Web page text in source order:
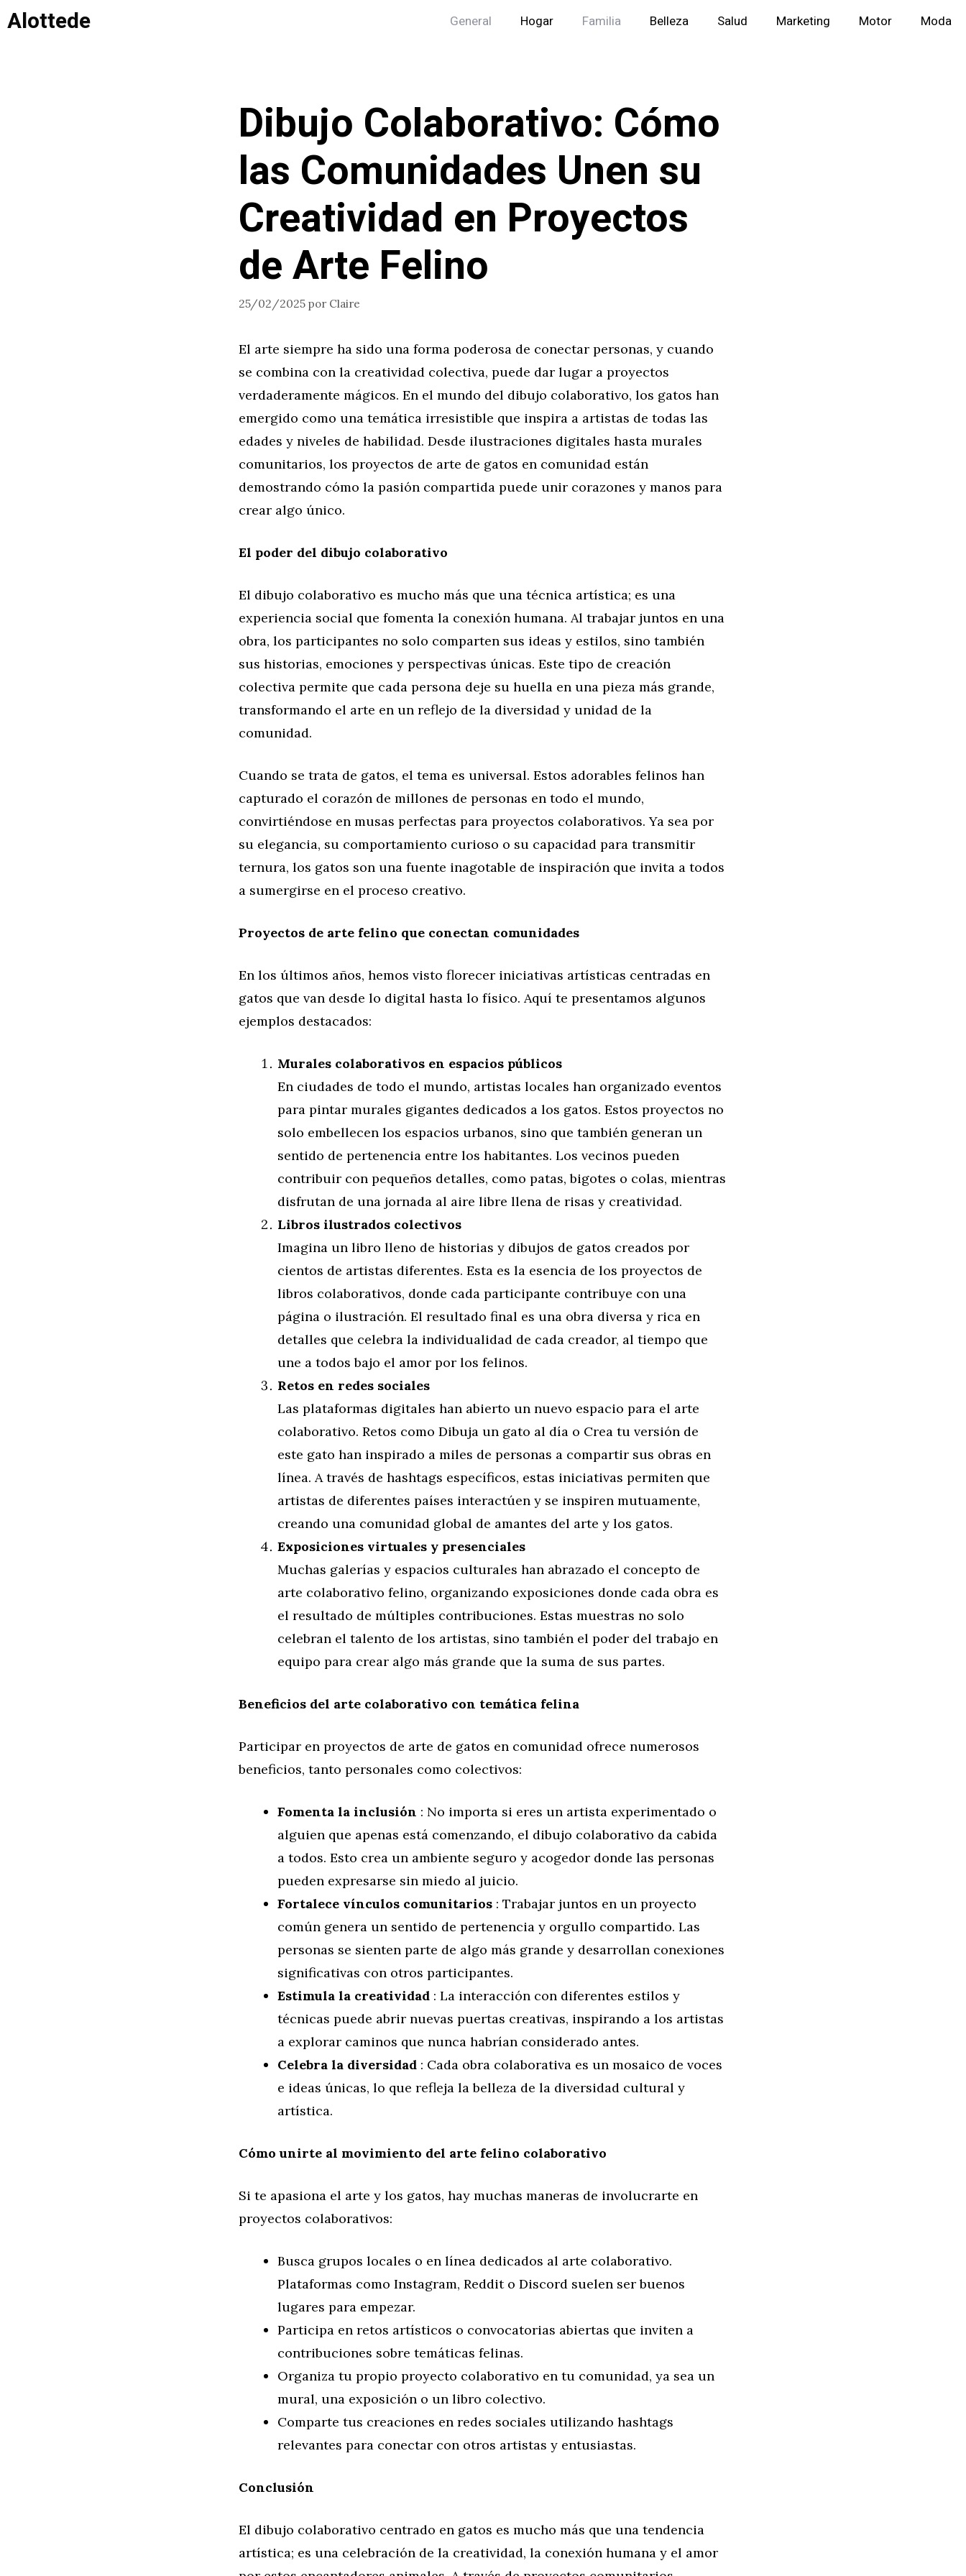
Saltar
alAlottede General Hogar Familia Belleza Salud Marketing Motor Moda
Dibujo Colaborativo: Cómo
las Comunidades Unen su
Creatividad en Proyectos
de Arte Felino
25/02/2025 por Claire
El arte siempre ha sido una forma poderosa de conectar personas, y cuando
se combina con la creatividad colectiva, puede dar lugar a proyectos
verdaderamente mágicos. En el mundo del dibujo colaborativo, los gatos han
emergido como una temática irresistible que inspira a artistas de todas las
edades y niveles de habilidad. Desde ilustraciones digitales hasta murales
comunitarios, los proyectos de arte de gatos en comunidad están
demostrando cómo la pasión compartida puede unir corazones y manos para
crear algo único.
El poder del dibujo colaborativo
El dibujo colaborativo es mucho más que una técnica artística; es una
experiencia social que fomenta la conexión humana. Al trabajar juntos en una
obra, los participantes no solo comparten sus ideas y estilos, sino también
sus historias, emociones y perspectivas únicas. Este tipo de creación
colectiva permite que cada persona deje su huella en una pieza más grande,
transformando el arte en un reflejo de la diversidad y unidad de la
comunidad.
Cuando se trata de gatos, el tema es universal. Estos adorables felinos han
capturado el corazón de millones de personas en todo el mundo,
convirtiéndose en musas perfectas para proyectos colaborativos. Ya sea por
su elegancia, su comportamiento curioso o su capacidad para transmitir
ternura, los gatos son una fuente inagotable de inspiración que invita a todos
a sumergirse en el proceso creativo.
Proyectos de arte felino que conectan comunidades
En los últimos años, hemos visto florecer iniciativas artísticas centradas en
gatos que van desde lo digital hasta lo físico. Aquí te presentamos algunos
ejemplos destacados:
Murales colaborativos en espacios públicos
En ciudades de todo el mundo, artistas locales han organizado eventos
para pintar murales gigantes dedicados a los gatos. Estos proyectos no
solo embellecen los espacios urbanos, sino que también generan un
sentido de pertenencia entre los habitantes. Los vecinos pueden
contribuir con pequeños detalles, como patas, bigotes o colas, mientras
disfrutan de una jornada al aire libre llena de risas y creatividad.
Libros ilustrados colectivos
Imagina un libro lleno de historias y dibujos de gatos creados por
cientos de artistas diferentes. Esta es la esencia de los proyectos de
libros colaborativos, donde cada participante contribuye con una
página o ilustración. El resultado final es una obra diversa y rica en
detalles que celebra la individualidad de cada creador, al tiempo que
une a todos bajo el amor por los felinos.
Retos en redes sociales
Las plataformas digitales han abierto un nuevo espacio para el arte
colaborativo. Retos como Dibuja un gato al día o Crea tu versión de
este gato han inspirado a miles de personas a compartir sus obras en
línea. A través de hashtags específicos, estas iniciativas permiten que
artistas de diferentes países interactúen y se inspiren mutuamente,
creando una comunidad global de amantes del arte y los gatos.
Exposiciones virtuales y presenciales
Muchas galerías y espacios culturales han abrazado el concepto de
arte colaborativo felino, organizando exposiciones donde cada obra es
el resultado de múltiples contribuciones. Estas muestras no solo
celebran el talento de los artistas, sino también el poder del trabajo en
equipo para crear algo más grande que la suma de sus partes.
Beneficios del arte colaborativo con temática felina
Participar en proyectos de arte de gatos en comunidad ofrece numerosos
beneficios, tanto personales como colectivos:
Fomenta la inclusión : No importa si eres un artista experimentado o
alguien que apenas está comenzando, el dibujo colaborativo da cabida
a todos. Esto crea un ambiente seguro y acogedor donde las personas
pueden expresarse sin miedo al juicio.
Fortalece vínculos comunitarios : Trabajar juntos en un proyecto
común genera un sentido de pertenencia y orgullo compartido. Las
personas se sienten parte de algo más grande y desarrollan conexiones
significativas con otros participantes.
Estimula la creatividad : La interacción con diferentes estilos y
técnicas puede abrir nuevas puertas creativas, inspirando a los artistas
a explorar caminos que nunca habrían considerado antes.
Celebra la diversidad : Cada obra colaborativa es un mosaico de voces
e ideas únicas, lo que refleja la belleza de la diversidad cultural y
artística.
Cómo unirte al movimiento del arte felino colaborativo
Si te apasiona el arte y los gatos, hay muchas maneras de involucrarte en
proyectos colaborativos:
Busca grupos locales o en línea dedicados al arte colaborativo.
Plataformas como Instagram, Reddit o Discord suelen ser buenos
lugares para empezar.
Participa en retos artísticos o convocatorias abiertas que inviten a
contribuciones sobre temáticas felinas.
Organiza tu propio proyecto colaborativo en tu comunidad, ya sea un
mural, una exposición o un libro colectivo.
Comparte tus creaciones en redes sociales utilizando hashtags
relevantes para conectar con otros artistas y entusiastas.
Conclusión
El dibujo colaborativo centrado en gatos es mucho más que una tendencia
artística; es una celebración de la creatividad, la conexión humana y el amor